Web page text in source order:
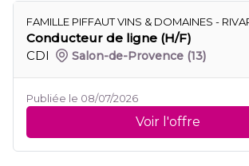
FAMILLE PIFFAUT VINS & DOMAINES -
Conducteur de ligne (H/F)
CDI
Salon-de-Provence (13)
Publiée le 08/07/2026
Voir l'offre